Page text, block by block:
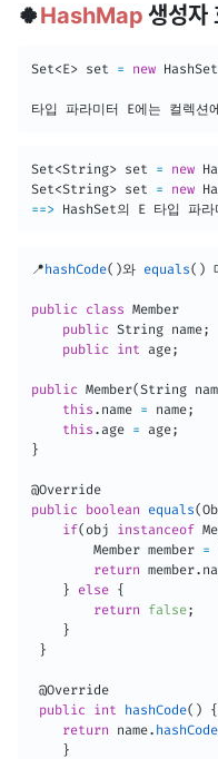
🍀HashMap 생성자
Set<E> set = new HashSet
타입 파라미터 E
Set<String> set = new
Set<String> set = new
==> HashSet의 E 타입 파라
📍hashCode( )와 equals( )
public class Member
public String name;
public
int age;
public Member(String
this . name = name;
this .age = age;
}
@Override
public
boolean equals(
if( obj instanceof
Member member =
return member.
}
else {
return
false;
}
}
@Override
public
int hashCode( )
{
return name. hashCode
}